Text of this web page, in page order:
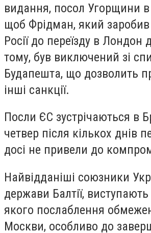
видання, посол Угорщини
щоб Фрідман, який заробив
Росії до переїзду в Лондон
тому, був виключений зі
Будапешта, що дозволить
інші санкції.
Посли ЄС зустрічаються в
четвер після кількох днів
досі не привели до
Найвідданіші союзники
держави Балтії,
якого послаблення
Москви, особливо до